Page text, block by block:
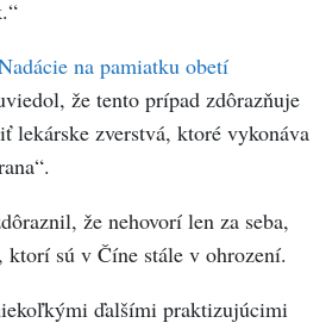
na pamiatku obetí
že tento prípad zdôrazňuje
lekárske zverstvá, ktoré vykonáva
že nehovorí len za seba,
sú v Číne stále v ohrození.
ďalšími praktizujúcimi